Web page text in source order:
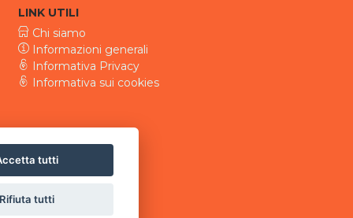
LINK UTILI
Chi siamo
Informazioni generali
Informativa Privacy
Informativa sui cookies
tutti
tutti